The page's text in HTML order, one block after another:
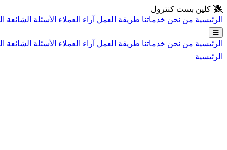
انتقل إلى المحتوى الرئيسي
كلين بست كنترول
الرئيسية من نحن خدماتنا طريقة العمل آراء العملاء الأسئلة الشائعة
الرئيسية من نحن خدماتنا طريقة العمل آراء العملاء الأسئلة الشائعة
الرئيسية